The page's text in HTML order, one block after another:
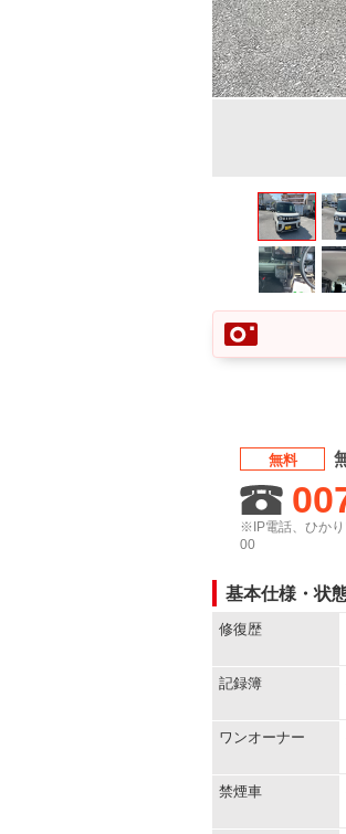
無料
※IP電話、ひかり
00
基本仕様・状
修復歴
記録簿
ワンオーナー
禁煙車